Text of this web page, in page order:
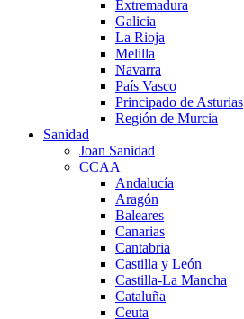
Extremadura
Galicia
La Rioja
Melilla
Navarra
País Vasco
Principado de Asturias
Región de Murcia
Sanidad
Joan Sanidad
CCAA
Andalucía
Aragón
Baleares
Canarias
Cantabria
Castilla y León
Castilla-La Mancha
Cataluña
Ceuta